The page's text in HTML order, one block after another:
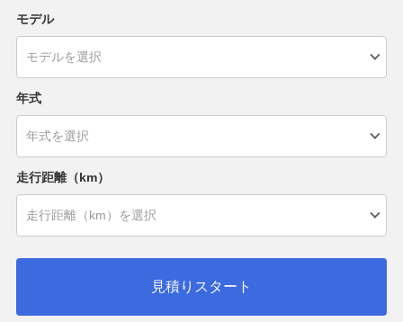
モデル
年式
走行距離（km）
見積りスタート